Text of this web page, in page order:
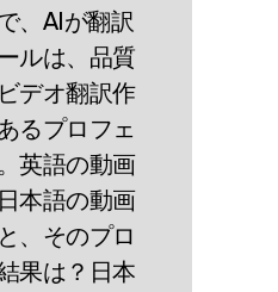
、AIが翻訳
ルは、品質
デオ翻訳作
るプロフェ
英語の動画
本語の動画
、そのプロ
果は？日本